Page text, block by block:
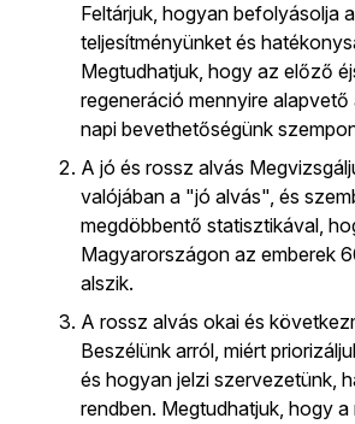
Feltárjuk, hogyan befolyásolja
teljesítményünket és
Megtudhatjuk, hogy az előző
regeneráció mennyire
napi bevethetőségünk
A jó és rossz alvás
valójában a "jó alvás", és
megdöbbentő statisztikával,
Magyarországon az emberek
alszik.
A rossz alvás okai és
Beszélünk arról, miért
és hogyan jelzi szervezetünk,
rendben. Megtudhatjuk, hogy a